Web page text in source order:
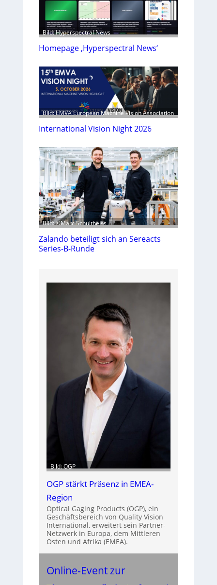
Bild: Hyperspectral News
Homepage ‚Hyperspectral News‘
Bild: EMVA European Machine Vision Association
International Vision Night 2026
Bild: ©Marc Schultheiss
Zalando beteiligt sich an Sereacts
Series-B-Runde
Bild: OGP
OGP stärkt Präsenz in EMEA-
Region
Optical Gaging Products (OGP), ein
Geschäftsbereich von Quality Vision
International, erweitert sein Partner-
Netzwerk in Europa, dem Mittleren
Osten und Afrika (EMEA).
Online-Event zur